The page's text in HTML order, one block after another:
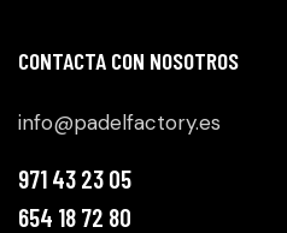
CONTACTA CON NOSOTROS
info@padelfactory.es
971 43 23 05
654 18 72 80